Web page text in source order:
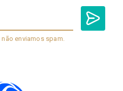
enviamos spam.